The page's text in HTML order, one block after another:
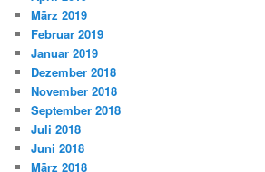
März 2019
Februar 2019
Januar 2019
Dezember 2018
November 2018
September 2018
Juli 2018
Juni 2018
März 2018